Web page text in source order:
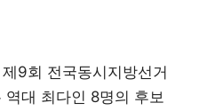
9회 전국동시지방선거
대 최다인 8명의 후보